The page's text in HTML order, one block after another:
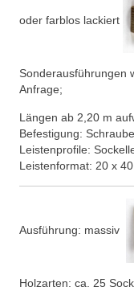
oder farblos lackiert
Sonderausführungen
Anfrage;
Längen ab 2,20 m
Befestigung:
Leistenprofile:
Leistenformat: 20 x
Ausführung: massiv
Holzarten: ca. 25